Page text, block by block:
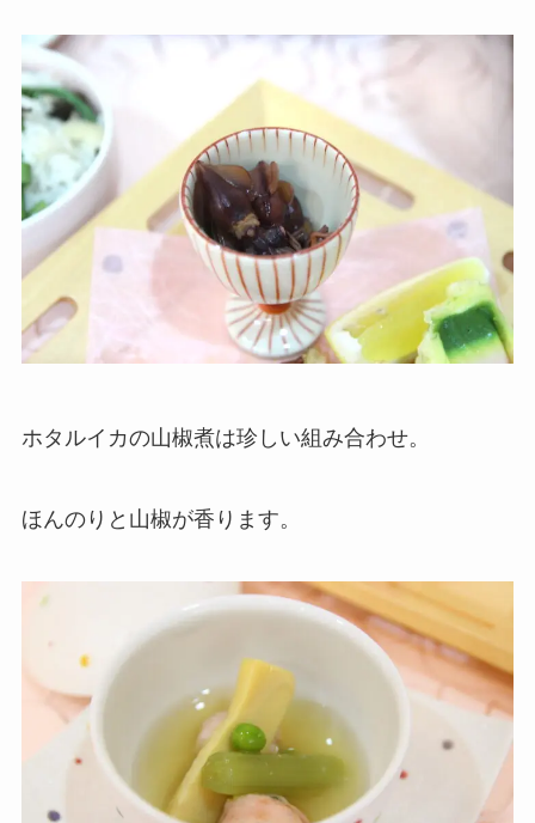
ホタルイカの山椒煮は珍しい組み合わせ。
ほんのりと山椒が香ります。